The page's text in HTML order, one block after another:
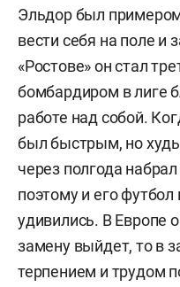
Эльдор был
вести себя на поле и
«Ростове» он стал
бомбардиром в лиге
работе над собой.
был быстрым, но
через полгода
поэтому и его
удивились. В Европе
замену выйдет, то в
терпением и трудом